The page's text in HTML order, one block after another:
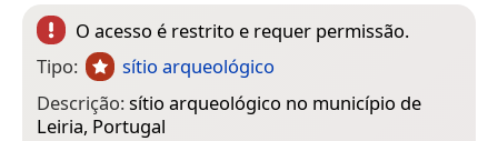
O acesso é restrito e requer permissão.
Tipo:
sítio arqueológico
Descrição:sítio arqueológico no município de
Leiria, Portugal